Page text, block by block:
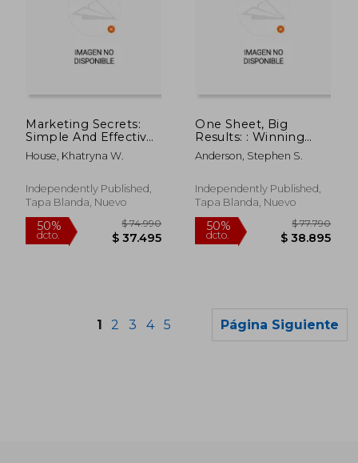
dcto. $ 48.266 dcto.
Marketing Secrets:
Simple And Effective
Approach (en Inglés)
House, Khatryna W.
Independently Published,
Tapa Blanda, Nuevo
One Sheet, Big
Results: : Winning
Strategies Unveiled,
Your Recipe for
Anderson, Stephen S.
Independently Published,
Tapa Blanda, Nuevo
1 2 3 4 5 Página Siguiente